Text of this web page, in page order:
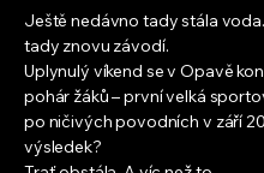
Ještě nedávno tady stála
tady znovu závodí.
Uplynulý víkend se v Opavě
pohár žáků – první velká
po ničivých povodních v září
výsledek?